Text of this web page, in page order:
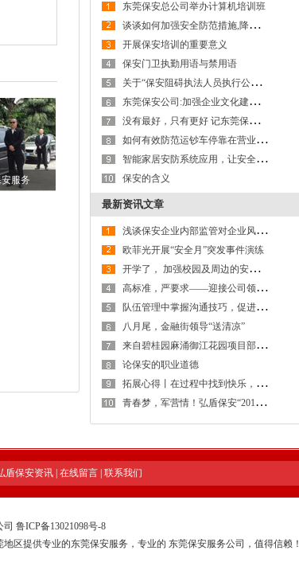
服务
东莞保安总公司举办计算机培训班
谈
谈如何加强安全防范措施,降低保安职业风险
开展保安培训的重要意义
保安门卫执勤用语与禁用语
关
于“保安阻碍执法人员执行公务”问题的探讨
东
莞保安公司:加强企业文化建设,以文化力激活生产力
没
有最好，只有更好 记东莞保安服务公司第九大队保安班班长李成杰
如
何有效防范运钞车停靠在营业网点进行装卸款箱作业及款箱交接过程的操作风险
智
能家居安防系统应用，让安全更有保障---以东莞保安服务公司为例
保安的含义
最新资讯文章
浅
谈保安企业内部监管对企业风险防控的重要性
欧菲光开展“安全月”突发事件演练
开
学了， 加强校园及周边的安全防范工作，创建安全稳定的校园及周边环境
高
标准，严要求——迎接公司领导检查工作
队
伍管理中掌握沟通技巧，促进保安工作和谐稳定发展
八月尾，金融街领导“送清凉”
来
自碧桂园麻涌御江花园项目部感谢信
论保安的职业道德
拓
展心得丨在过程中找到快乐，在感悟中得到提升
青
春梦，军营情！弘盾保安“2018年度骨干拓展训练暨管理专项培训工作会议”全程回顾
盾保安资讯 在线留言 联系我们
司 鲁ICP备13021098号-8
地区提供专业的东莞保安服务，专业的 东莞保安服务公司 ，值得信赖！